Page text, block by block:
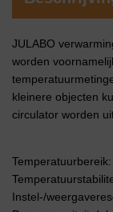
JULABO
worden
kleinere objecten
circulator worden
Instel-/